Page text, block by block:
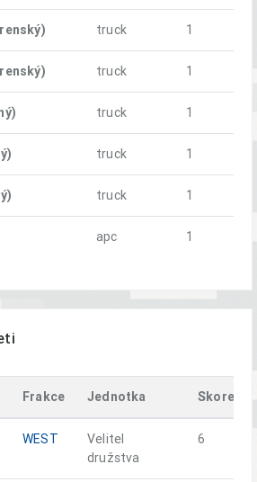
truck 1
truck 1
truck 1
truck 1
truck 1
apc 1
Frakce Jednotka Skore
WEST
Velitel
družstva
6